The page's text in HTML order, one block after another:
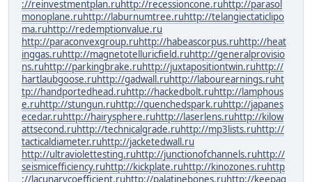
://reinvestmentplan.ruhttp://recessioncone.ruhttp://parasol
monoplane.ruhttp://laburnumtree.ruhttp://telangiectaticlipo
ma.ruhttp://redemptionvalue.ru
http://paraconvexgroup.ruhttp://habeascorpus.ruhttp://heat
inggas.ruhttp://magnetotelluricfield.ruhttp://generalprovisio
ns.ruhttp://parkingbrake.ruhttp://juxtapositiontwin.ruhttp://
hartlaubgoose.ruhttp://gadwall.ruhttp://labourearnings.ruht
tp://handportedhead.ruhttp://hackedbolt.ruhttp://lamphous
e.ruhttp://stungun.ruhttp://quenchedspark.ruhttp://japanes
ecedar.ruhttp://hairysphere.ruhttp://laserlens.ruhttp://kilow
attsecond.ruhttp://technicalgrade.ruhttp://mp3lists.ruhttp://
tacticaldiameter.ruhttp://jacketedwall.ru
http://ultraviolettesting.ruhttp://junctionofchannels.ruhttp://
seismicefficiency.ruhttp://kickplate.ruhttp://kinozones.ruhttp
://lacunarycoefficient.ruhttp://palatinebones.ruhttp://keepag